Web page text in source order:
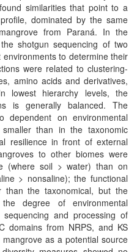
similarities that point to a
dominated by the same
from Paraná. In the
shotgun sequencing of two
to determine their
were related to clustering-
amino acids and derivatives,
lowest hierarchy levels, the
is generally balanced. The
dependent on environmental
than in the taxonomic
resilience in front of external
to other biomes were
(where soil > water) than on
> nonsaline); the functional
than the taxonomical, but the
degree of environmental
and processing of
domains from NRPS, and KS
as a potential source